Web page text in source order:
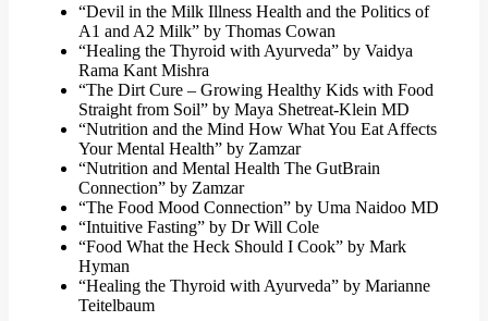
“Devil in the Milk Illness Health and the Politics of
A1 and A2 Milk” by Thomas Cowan
“Healing the Thyroid with Ayurveda” by Vaidya
Rama Kant Mishra
“The Dirt Cure – Growing Healthy Kids with Food
Straight from Soil” by Maya Shetreat-Klein MD
“Nutrition and the Mind How What You Eat Affects
Your Mental Health” by Zamzar
“Nutrition and Mental Health The GutBrain
Connection” by Zamzar
“The Food Mood Connection” by Uma Naidoo MD
“Intuitive Fasting” by Dr Will Cole
“Food What the Heck Should I Cook” by Mark
Hyman
“Healing the Thyroid with Ayurveda” by Marianne
Teitelbaum